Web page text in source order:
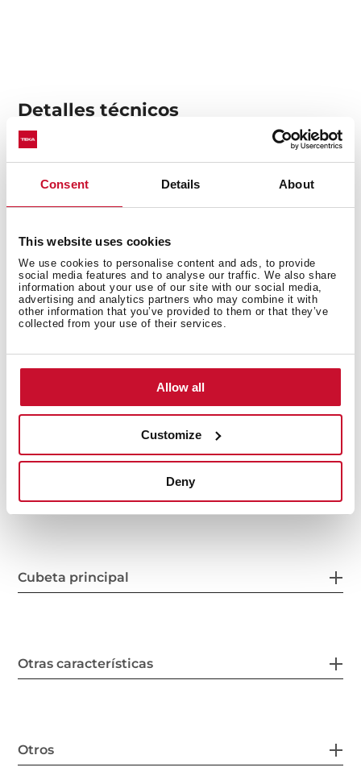
Consent Details About
This website uses cookies
We use cookies to personalise content and ads, to provide
social media features and to analyse our traffic. We also share
information about your use of our site with our social media,
advertising and analytics partners who may combine it with
other information that you’ve provided to them or that they’ve
collected from your use of their services.
Allow all
Customize
Deny
Detalles técnicos
Fregadero de una cubeta
Válvula cestilla 3 ½” con rebosadero
Accesorios fijación
Profundidad de la cubeta 155 mm
Mueble de 45 cm
Cubeta principal
Otras características
Otros